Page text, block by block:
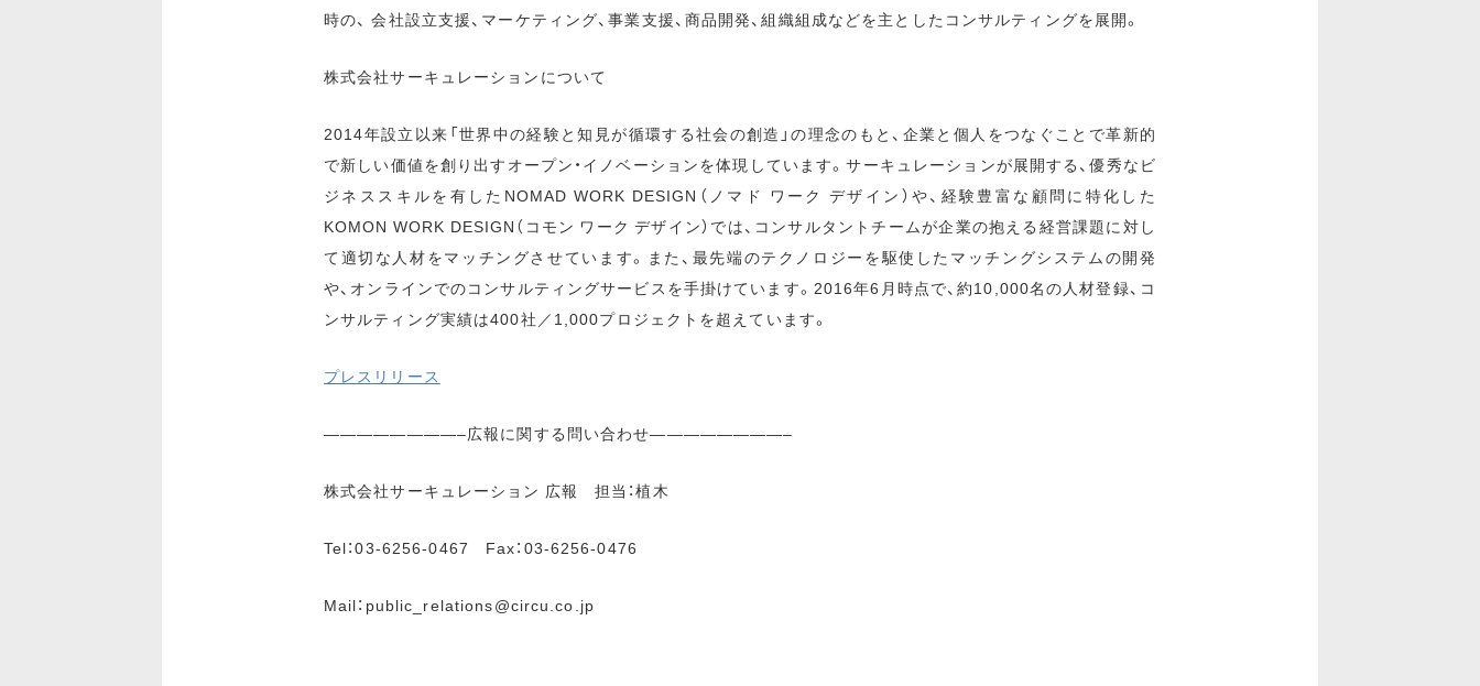
時の、 会社設立支援、マーケティング、事業支援、商品開発、組織組成などを主としたコンサルティングを展開。
株式会社サーキュレーションについて
2014年設立以来「世界中の経験と知見が循環する社会の創造」の理念のもと、企業と個人をつなぐことで革新的
で新しい価値を創り出すオープン・イノベーションを体現しています。サーキュレーションが展開する、優秀なビ
ジネススキルを有したNOMAD WORK DESIGN（ノマド ワーク デザイン）や、経験豊富な顧問に特化した
KOMON WORK DESIGN（コモン ワーク デザイン）では、コンサルタントチームが企業の抱える経営課題に対し
て適切な人材をマッチングさせています。また、最先端のテクノロジーを駆使したマッチングシステムの開発
や、オンラインでのコンサルティングサービスを手掛けています。2016年6月時点で、約10,000名の人材登録、コ
ンサルティング実績は400社／1,000プロジェクトを超えています。
プレスリリース
————————–広報に関する問い合わせ————————–
株式会社サーキュレーション 広報 担当：植木
Tel：03-6256-0467 Fax：03-6256-0476
Mail：public_relations@circu.co.jp